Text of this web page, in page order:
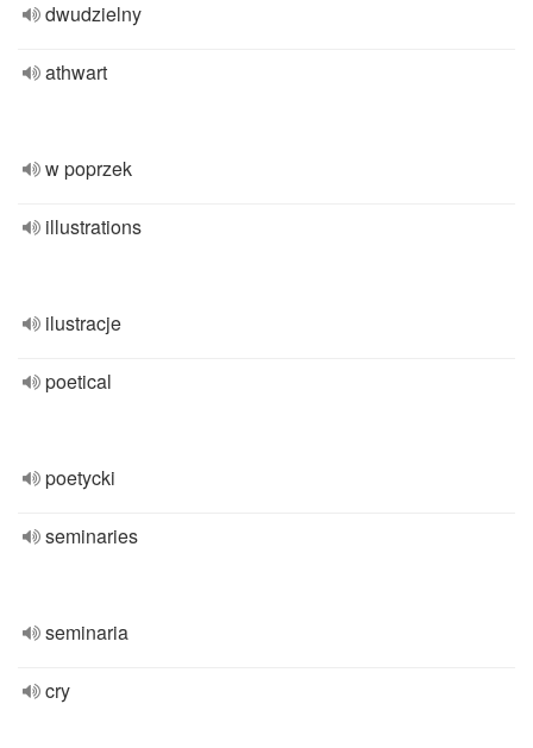
dwudzielny
athwart
w poprzek
illustrations
ilustracje
poetical
poetycki
seminaries
seminaria
cry